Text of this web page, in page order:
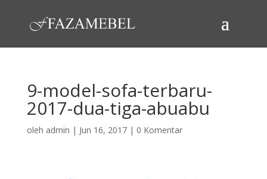
9-model-sofa-terbaru-
2017-dua-tiga-abuabu
oleh admin | Jun 16, 2017| 0 Komentar